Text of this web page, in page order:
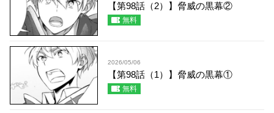
【第98話（2）】脅威の黒幕②
無料
2026/05/06
【第98話（1）】脅威の黒幕①
無料